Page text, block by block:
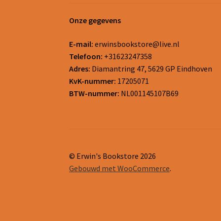
Onze gegevens
E-mail: erwinsbookstore@live.nl
Telefoon: +31623247358
Adres: Diamantring 47, 5629 GP Eindhoven
KvK-nummer: 17205071
BTW-nummer: NL001145107B69
© Erwin's Bookstore 2026
Gebouwd met WooCommerce.